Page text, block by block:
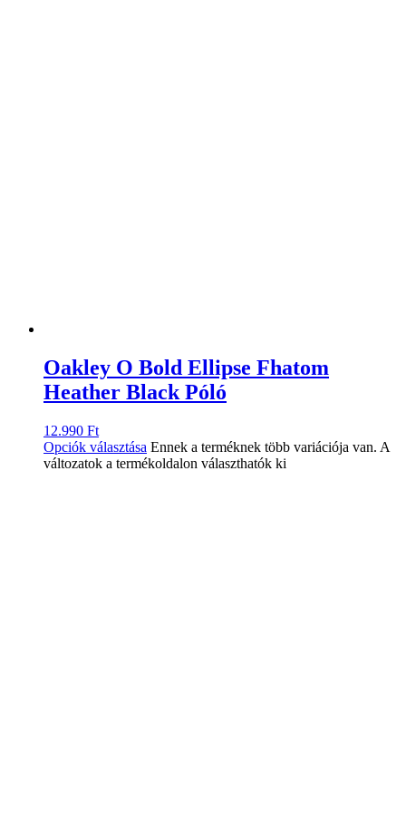
Oakley O Bold Ellipse Fhatom
Heather Black Póló
12.990 Ft
Opciók választása Ennek a terméknek több variációja van. A
változatok a termékoldalon választhatók ki